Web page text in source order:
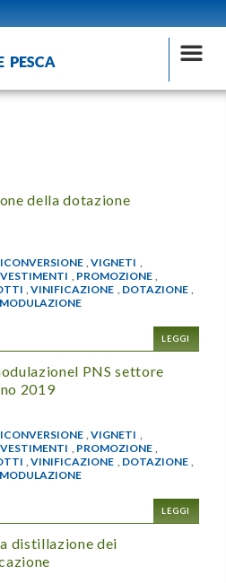
PESCA
della dotazione
,VIGNETI ,
, PROMOZIONE ,
,VINIFICAZIONE , DOTAZIONE ,
LEGGI
PNS settore
2019
,VIGNETI
PROMOZIONE
,VINIFICAZIONE DOTAZIONE
LEGGI
distillazione dei